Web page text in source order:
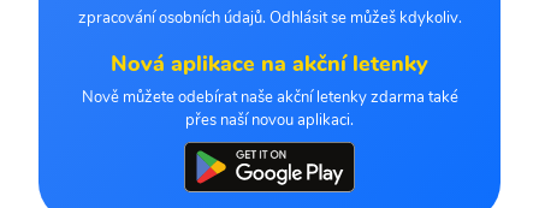
zpracování osobních údajů. Odhlásit se můžeš kdykoliv.
Nová aplikace na akční letenky
Nově můžete odebírat naše akční letenky zdarma také
přes naší novou aplikaci.